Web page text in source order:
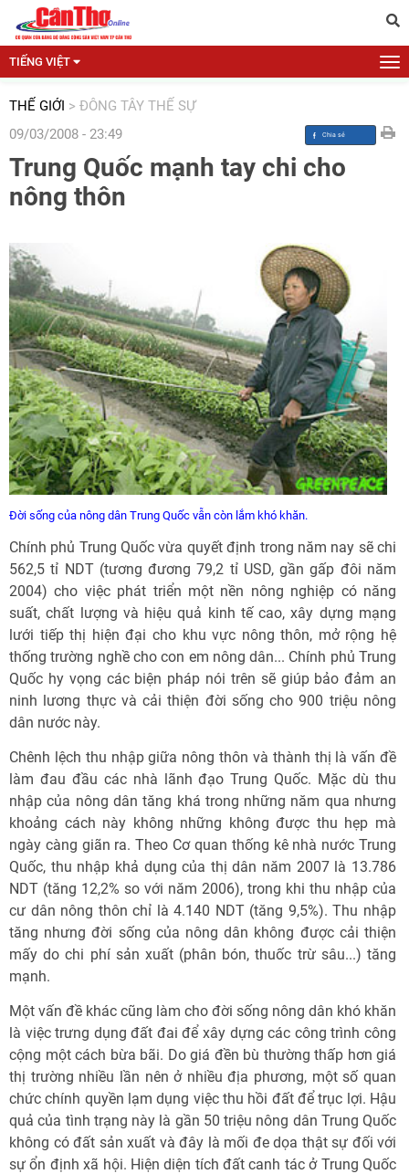
TIẾNG VIỆT
THẾ GIỚI > ĐÔNG TÂY THẾ SỰ
09/03/2008 - 23:49
Trung Quốc mạnh tay chi cho
nông thôn
Đời sống của nông dân Trung Quốc vẫn còn lắm khó khăn.
Chính phủ Trung Quốc vừa quyết định trong năm nay sẽ chi
562,5 tỉ NDT (tương đương 79,2 tỉ USD, gần gấp đôi năm
2004) cho việc phát triển một nền nông nghiệp có năng
suất, chất lượng và hiệu quả kinh tế cao, xây dựng mạng
lưới tiếp thị hiện đại cho khu vực nông thôn, mở rộng hệ
thống trường nghề cho con em nông dân... Chính phủ Trung
Quốc hy vọng các biện pháp nói trên sẽ giúp bảo đảm an
ninh lương thực và cải thiện đời sống cho 900 triệu nông
dân nước này.
Chênh lệch thu nhập giữa nông thôn và thành thị là vấn đề
làm đau đầu các nhà lãnh đạo Trung Quốc. Mặc dù thu
nhập của nông dân tăng khá trong những năm qua nhưng
khoảng cách này không những không được thu hẹp mà
ngày càng giãn ra. Theo Cơ quan thống kê nhà nước Trung
Quốc, thu nhập khả dụng của thị dân năm 2007 là 13.786
NDT (tăng 12,2% so với năm 2006), trong khi thu nhập của
cư dân nông thôn chỉ là 4.140 NDT (tăng 9,5%). Thu nhập
tăng nhưng đời sống của nông dân không được cải thiện
mấy do chi phí sản xuất (phân bón, thuốc trừ sâu...) tăng
mạnh.
Một vấn đề khác cũng làm cho đời sống nông dân khó khăn
là việc trưng dụng đất đai để xây dựng các công trình công
cộng một cách bừa bãi. Do giá đền bù thường thấp hơn giá
thị trường nhiều lần nên ở nhiều địa phương, một số quan
chức chính quyền lạm dụng việc thu hồi đất để trục lợi. Hậu
quả của tình trạng này là gần 50 triệu nông dân Trung Quốc
không có đất sản xuất và đây là mối đe dọa thật sự đối với
sự ổn định xã hội. Hiện diện tích đất canh tác ở Trung Quốc